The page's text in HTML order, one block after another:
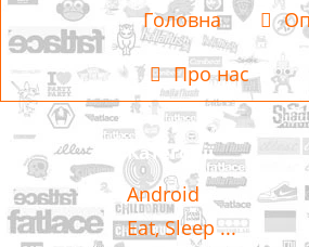
Головна
Про нас
Категорії
Android
Eat, Sleep ...